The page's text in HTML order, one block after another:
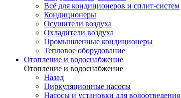
Всё для кондиционеров и сплит-систем
Кондиционеры
Осушители воздуха
Охладители воздуха
Промышленные кондиционеры
Тепловое оборудование
Отопление и водоснабжение
Отопление и водоснабжение
Назад
Циркуляционные насосы
Насосы и установки для водоотведения